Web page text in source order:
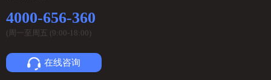
4000-656-360
(周一至周五 (9:00-18:00)
在线咨询